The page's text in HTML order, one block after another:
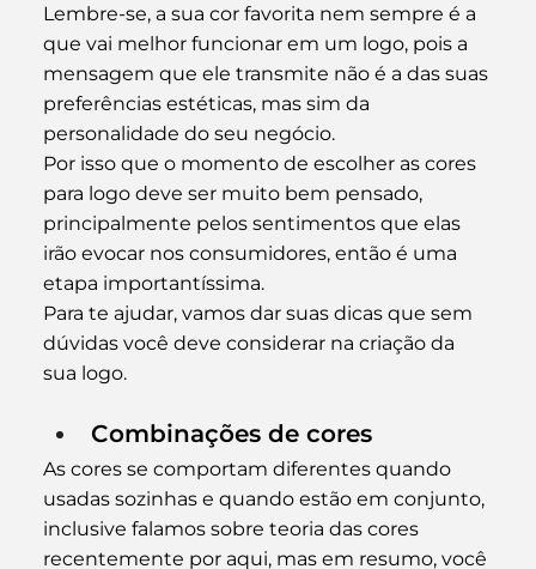
Lembre-se, a sua cor favorita nem sempre é a
que vai melhor funcionar em um logo, pois a
mensagem que ele transmite não é a das suas
preferências estéticas, mas sim da
personalidade do seu negócio.
Por isso que o momento de escolher as cores
para logo deve ser muito bem pensado,
principalmente pelos sentimentos que elas
irão evocar nos consumidores, então é uma
etapa importantíssima.
Para te ajudar, vamos dar suas dicas que sem
dúvidas você deve considerar na criação da
sua logo.
Combinações de cores
As cores se comportam diferentes quando
usadas sozinhas e quando estão em conjunto,
inclusive falamos sobre teoria das cores
recentemente por aqui, mas em resumo, você